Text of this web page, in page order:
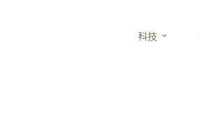
科技